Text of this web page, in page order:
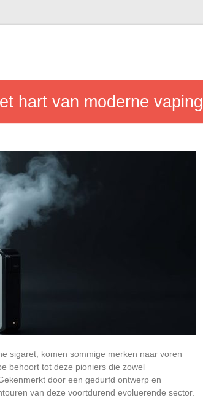
hart van moderne vaping
sigaret, komen sommige merken naar voren
behoort tot deze pioniers die zowel
door een gedurfd ontwerp en
van deze voortdurend evoluerende sector.